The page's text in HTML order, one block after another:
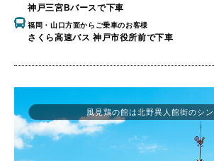
神戸三宮Bバースで下車
福岡・山口方面からご乗車のお客様
さくら高速バス 神戸市役所前で下車
風見鶏の館は北野異人館街のシ